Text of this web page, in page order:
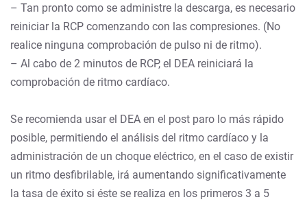
– Tan pronto como se administre la descarga, es necesario
reiniciar la RCP comenzando con las compresiones. (No
realice ninguna comprobación de pulso ni de ritmo).
– Al cabo de 2 minutos de RCP, el DEA reiniciará la
comprobación de ritmo cardíaco.
Se recomienda usar el DEA en el post paro lo más rápido
posible, permitiendo el análisis del ritmo cardíaco y la
administración de un choque eléctrico, en el caso de existir
un ritmo desfibrilable, irá aumentando significativamente
la tasa de éxito si éste se realiza en los primeros 3 a 5